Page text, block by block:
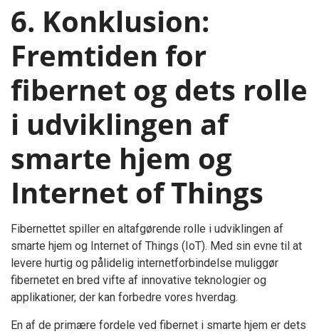
6. Konklusion:
Fremtiden for
fibernet og dets rolle
i udviklingen af
smarte hjem og
Internet of Things
Fibernettet spiller en altafgørende rolle i udviklingen af
smarte hjem og Internet of Things (IoT). Med sin evne til at
levere hurtig og pålidelig internetforbindelse muliggør
fibernetet en bred vifte af innovative teknologier og
applikationer, der kan forbedre vores hverdag.
En af de primære fordele ved fibernet i smarte hjem er dets